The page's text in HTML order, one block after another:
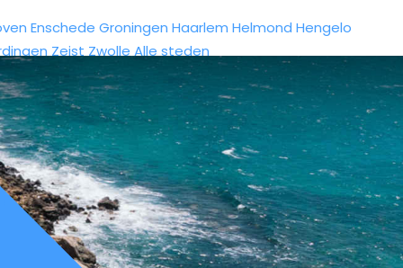
Enschede Groningen Haarlem Helmond Hengelo
Zeist Zwolle Alle steden